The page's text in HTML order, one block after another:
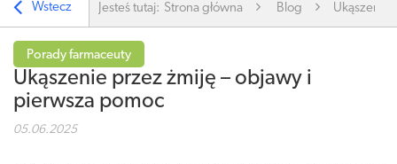
Wstecz Jesteś tutaj: Strona główna Blog Ukąszenie
Ukąszenie przez żmiję – objawy i
pierwsza pomoc
05.06.2025
Porady farmaceuty